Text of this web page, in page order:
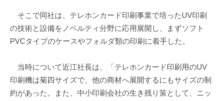
そこで同社は、テレホンカード印刷事業で培ったUV印刷
の技術と設備をノベルティ分野に応用展開し、まずソフト
PVCタイプのケースやフォルダ類の印刷に着手した。
当時について近江社長は、「テレホンカード印刷用のUV
印刷機は菊四サイズで、他の商材へ展開するにもサイズの制
約があった。また、中小印刷会社の生き残り策として、ニッ